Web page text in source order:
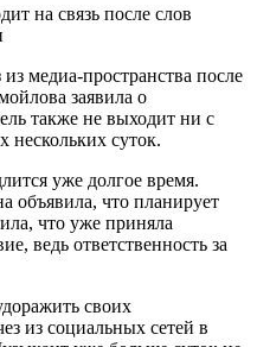
медиа-пространства после
заявила о
также не выходит ни с
нескольких суток.
уже долгое время.
объявила, что планирует
что уже приняла
ведь ответственность за
своих
из социальных сетей в